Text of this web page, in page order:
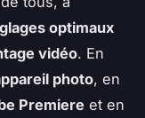
optimaux
vidéo. En
photo, en
Premiere et en